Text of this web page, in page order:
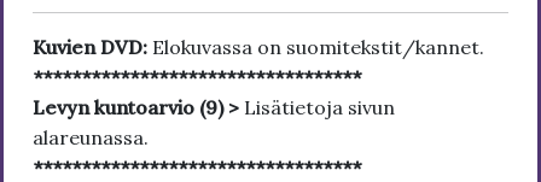
Kuvien DVD: Elokuvassa on suomitekstit/kannet.
**********************************
Levyn kuntoarvio (9) > Lisätietoja sivun
alareunassa.
**********************************